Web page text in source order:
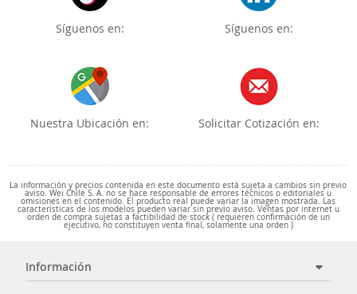
Síguenos en: Síguenos en:
Nuestra Ubicación en: Solicitar Cotización en:
La información y precios contenida en este documento está sujeta a cambios sin previo
aviso. Wei Chile S. A. no se hace responsable de errores técnicos o editoriales u
omisiones en el contenido. El producto real puede variar la imagen mostrada. Las
características de los modelos pueden variar sin previo aviso. Ventas por internet u
orden de compra sujetas a factibilidad de stock ( requieren confirmación de un
ejecutivo, no constituyen venta final, solamente una orden )
Información